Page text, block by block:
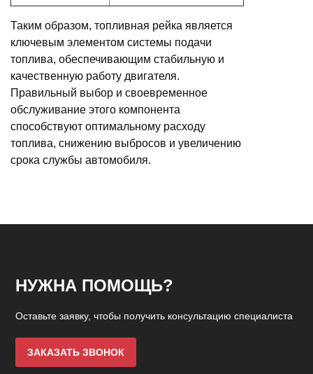
Таким образом, топливная рейка является
ключевым элементом системы подачи
топлива, обеспечивающим стабильную и
качественную работу двигателя.
Правильный выбор и своевременное
обслуживание этого компонента
способствуют оптимальному расходу
топлива, снижению выбросов и увеличению
срока службы автомобиля.
НУЖНА ПОМОЩЬ?
Оставьте заявку, чтобы получить консультацию специалиста
ЗАКАЗАТЬ ЗВОНОК